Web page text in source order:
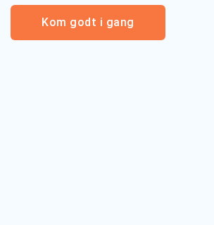
Kom godt i gang